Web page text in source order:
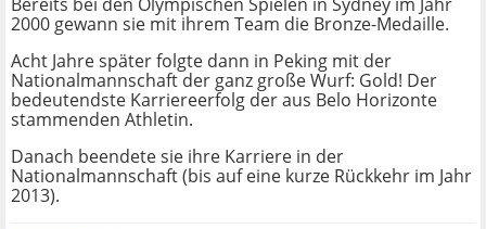
Bereits bei den Olympischen Spielen in Sydney im Jahr
2000 gewann sie mit ihrem Team die Bronze-Medaille.
Acht Jahre später folgte dann in Peking mit der
Nationalmannschaft der ganz große Wurf: Gold! Der
bedeutendste Karriereerfolg der aus Belo Horizonte
stammenden Athletin.
Danach beendete sie ihre Karriere in der
Nationalmannschaft (bis auf eine kurze Rückkehr im Jahr
2013).